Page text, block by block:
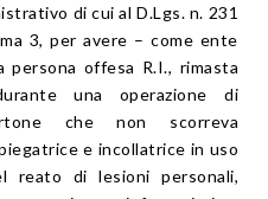
di cui al D.Lgs. n. 231
3, per avere – come ente
persona offesa R.I., rimasta
una operazione di
che non scorreva
e incollatrice in uso
reato di lesioni personali,